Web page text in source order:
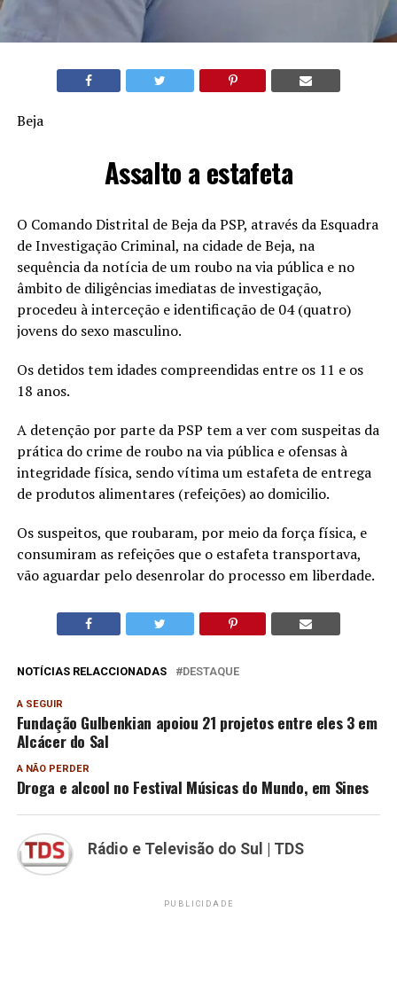
Beja
Assalto a estafeta
O Comando Distrital de Beja da PSP, através da Esquadra
de Investigação Criminal, na cidade de Beja, na
sequência da notícia de um roubo na via pública e no
âmbito de diligências imediatas de investigação,
procedeu à interceção e identificação de 04 (quatro)
jovens do sexo masculino.
Os detidos tem idades compreendidas entre os 11 e os
18 anos.
A detenção por parte da PSP tem a ver com suspeitas da
prática do crime de roubo na via pública e ofensas à
integridade física, sendo vítima um estafeta de entrega
de produtos alimentares (refeições) ao domicilio.
Os suspeitos, que roubaram, por meio da força física, e
consumiram as refeições que o estafeta transportava,
vão aguardar pelo desenrolar do processo em liberdade.
NOTÍCIAS RELACCIONADAS DESTAQUE
A SEGUIR
Fundação Gulbenkian apoiou 21 projetos entre eles 3 em
Alcácer do Sal
A NÃO PERDER
Droga e alcool no Festival Músicas do Mundo, em Sines
Rádio e Televisão do Sul | TDS
PUBLICIDADE